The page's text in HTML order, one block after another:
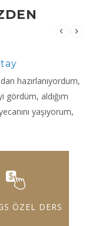
hazırlanıyordum,
aldığım
yaşıyorum,
ÖZEL DERS